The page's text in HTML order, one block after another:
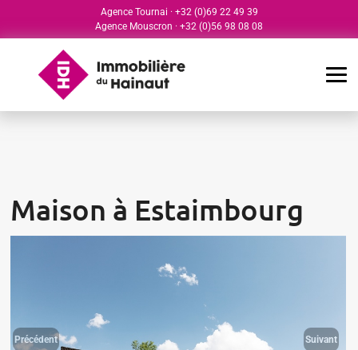
Agence Tournai · +32 (0)69 22 49 39
Agence Mouscron · +32 (0)56 98 08 08
Maison à Estaimbourg
Précédent Suivant